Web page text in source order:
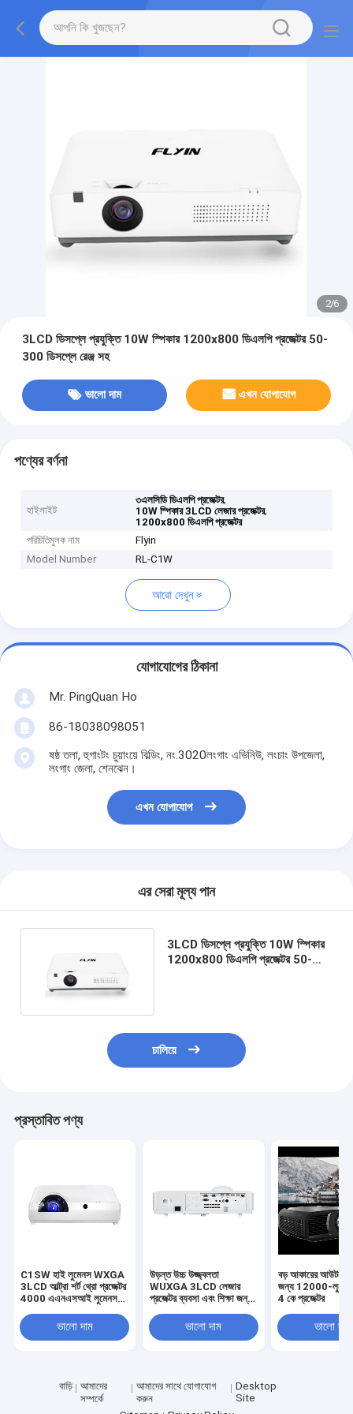
2/6
3LCD ডিসপ্লে প্রযুক্তি 10W স্পিকার 1200x800 ডিএলপি প্রজেক্টর 50-
300 ডিসপ্লে রেঞ্জ সহ
ভালো দাম এখন যোগাযোগ
পণ্যের বর্ণনা
হাইলাইট
৩এলসিডি ডিএলপি প্রজেক্টর,
10W স্পিকার 3LCD লেজার প্রজেক্টর,
1200x800 ডিএলপি প্রজেক্টর
পরিচিতিমুলক নাম
Flyin
Model Number
RL-C1W
আরো দেখুন
যোগাযোগের ঠিকানা
Mr. PingQuan Ho
86-18038098051
ষষ্ঠ তলা, হুগাংটং চুয়াংয়ে বিল্ডিং, নং.3020লংগাং এভিনিউ, লংচাং উপজেলা,
লংগাং জেলা, শেনঝেন।
এখন যোগাযোগ
এর সেরা মূল্য পান
3LCD ডিসপ্লে প্রযুক্তি 10W স্পিকার
1200x800 ডিএলপি প্রজেক্টর 50-
চালিয়ে
প্রস্তাবিত পণ্য
C1SW হাই লুমেনস WXGA
3LCD আল্ট্রা শর্ট থ্রো প্রজেক্টর
4000 এএনএসআই লুমেনস
ভালো দাম
উড়ন্ত উচ্চ উজ্জ্বলতা
WUXGA 3LCD লেজার
প্রজেক্টর ব্যবসা এবং শিক্ষা জন্য
ভালো দাম
বড় আকারের আউটডোর
জন্য 12000-লুমেন
4 কে প্রজেক্টর
ভালো দাম
বাড়ি
আমাদের
সম্পর্কে
আমাদের সাথে যোগাযোগ
করুন
Desktop
Site